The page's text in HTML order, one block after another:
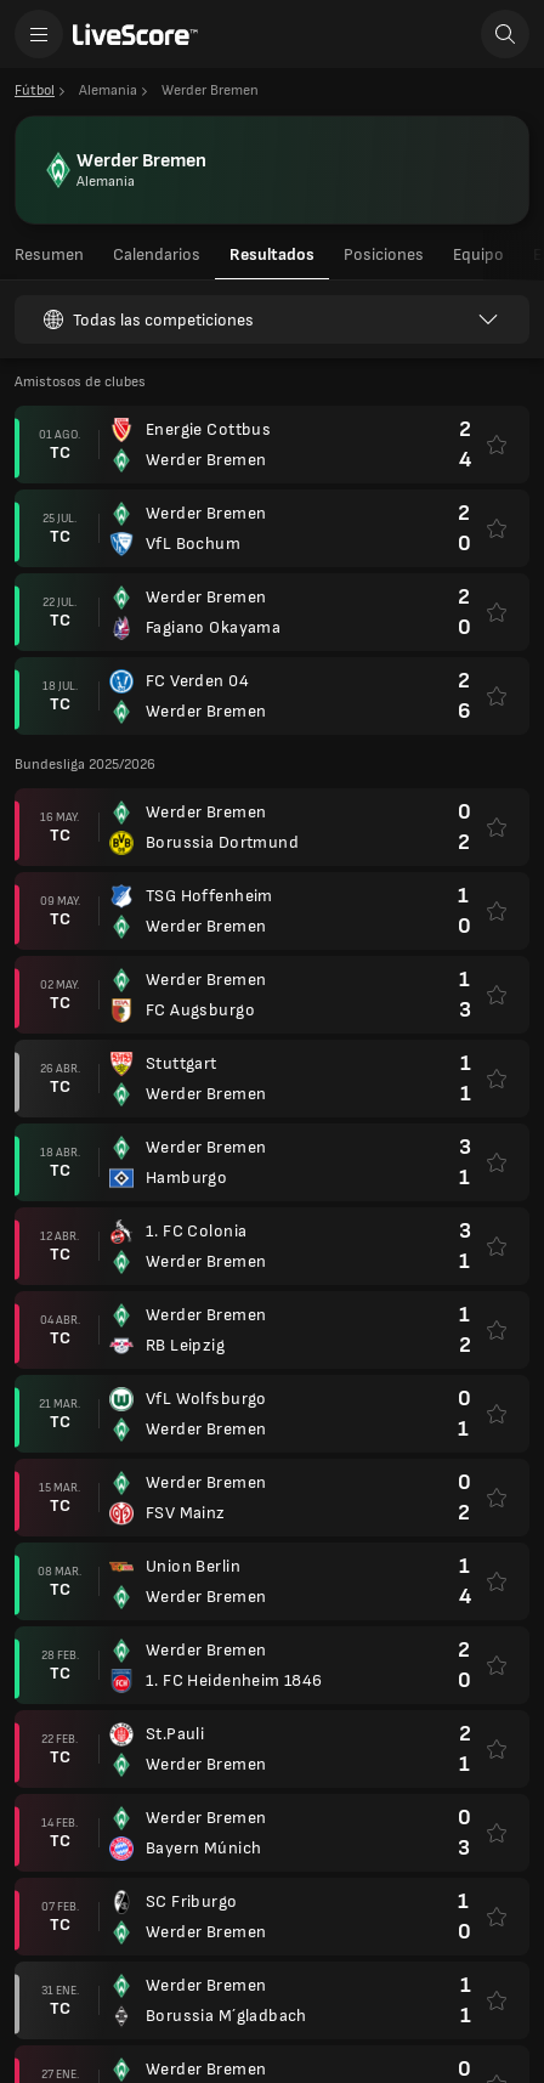
Fútbol Alemania Werder Bremen
Werder Bremen
Alemania
Resumen Calendarios Resultados Posiciones Equipo
Todas las competiciones
Amistosos de clubes
01 AGO.
TC
Energie Cottbus
Werder Bremen
2
4
25 JUL.
TC
Werder Bremen
VfL Bochum
2
0
22 JUL.
TC
Werder Bremen
Fagiano Okayama
2
0
18 JUL.
TC
FC Verden 04
Werder Bremen
2
6
Bundesliga 2025/2026
16 MAY.
TC
Werder Bremen
Borussia Dortmund
0
2
09 MAY.
TC
TSG Hoffenheim
Werder Bremen
1
0
02 MAY.
TC
Werder Bremen
FC Augsburgo
1
3
26 ABR.
TC
Stuttgart
Werder Bremen
1
1
18 ABR.
TC
Werder Bremen
Hamburgo
3
1
12 ABR.
TC
1. FC Colonia
Werder Bremen
3
1
04 ABR.
TC
Werder Bremen
RB Leipzig
1
2
21 MAR.
TC
VfL Wolfsburgo
Werder Bremen
0
1
15 MAR.
TC
Werder Bremen
FSV Mainz
0
2
08 MAR.
TC
Union Berlin
Werder Bremen
1
4
28 FEB.
TC
Werder Bremen
1. FC Heidenheim 1846
2
0
22 FEB.
TC
St.Pauli
Werder Bremen
2
1
14 FEB.
TC
Werder Bremen
Bayern Múnich
0
3
07 FEB.
TC
SC Friburgo
Werder Bremen
1
0
31 ENE.
TC
Werder Bremen
Borussia M´gladbach
1
1
27 ENE.
Werder Bremen
0